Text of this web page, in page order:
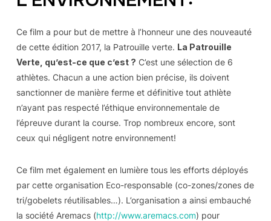
Ce film a pour but de mettre à l’honneur une des nouveauté
de cette édition 2017, la Patrouille verte. La Patrouille
Verte, qu’est-ce que c’est ? C’est une sélection de 6
athlètes. Chacun a une action bien précise, ils doivent
sanctionner de manière ferme et définitive tout athlète
n’ayant pas respecté l’éthique environnementale de
l’épreuve durant la course. Trop nombreux encore, sont
ceux qui négligent notre environnement!
Ce film met également en lumière tous les efforts déployés
par cette organisation Eco-responsable (co-zones/zones de
tri/gobelets réutilisables…). L’organisation a ainsi embauché
la société Aremacs (http://www.aremacs.com) pour